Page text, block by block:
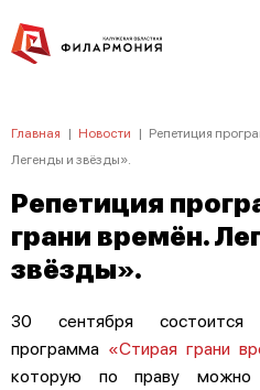
Главная | Новости | Репетиция
Легенды и звёзды».
Репетиция
грани времён.
звёзды».
30 сентября состоится
программа «Стирая грани
которую по праву можно